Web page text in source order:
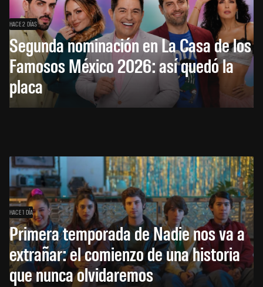
HACE 2 DÍAS
Segunda nominación en La Casa de los
Famosos México 2026: así quedó la
placa
HACE 1 DÍA
Primera temporada de Nadie nos va a
extrañar: el comienzo de una historia
que nunca olvidaremos